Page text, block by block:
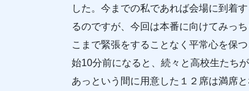
した。今までの私であれば会場に到着
るのですが、今回は本番に向けてみっ
こまで緊張をすることなく平常心を保
始10分前になると、続々と高校生たち
あっという間に用意した１２席は満席